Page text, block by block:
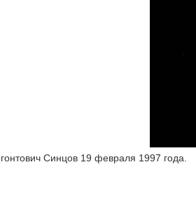
Синцов 19 февраля 1997 года.